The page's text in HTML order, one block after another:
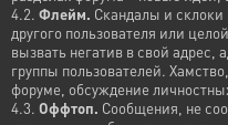
4.2. Флейм. Скандалы и склоки
другого пользователя или
вызвать негатив в свой адрес,
группы пользователей.
форуме, обсуждение
4.3. Оффтоп. Сообщения, не